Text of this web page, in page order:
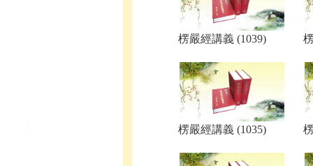
楞嚴經講義 (1039)
楞嚴經講義 (1035)